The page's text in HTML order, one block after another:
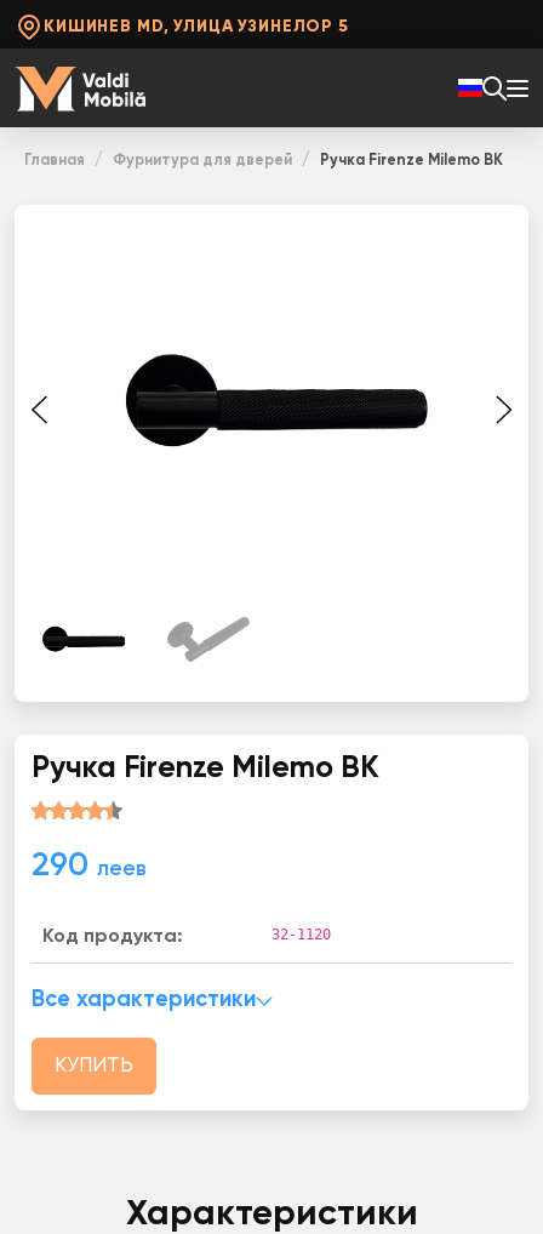
КИШИНЕВ MD, УЛИЦА УЗИНЕЛОР 5
Главная Фурнитура для дверей Ручка Firenze Milemo BK
Ручка Firenze Milemo BK
290 леев
Код продукта: 32-1120
Все характеристики
КУПИТЬ
Характеристики